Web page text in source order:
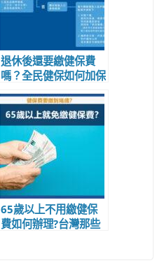
退休後還要繳健保費
嗎？全民健保如何加保
與每月費用多少?
65歲以上不用繳健保
費如何辦理?台灣那些